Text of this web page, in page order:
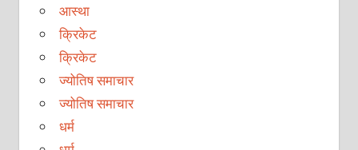
आस्था
क्रिकेट
क्रिकेट
ज्योतिष समाचार
ज्योतिष समाचार
धर्म